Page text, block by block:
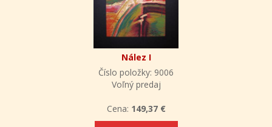
Nález I
Číslo položky: 9006
Voľný predaj
Cena: 149,37 €